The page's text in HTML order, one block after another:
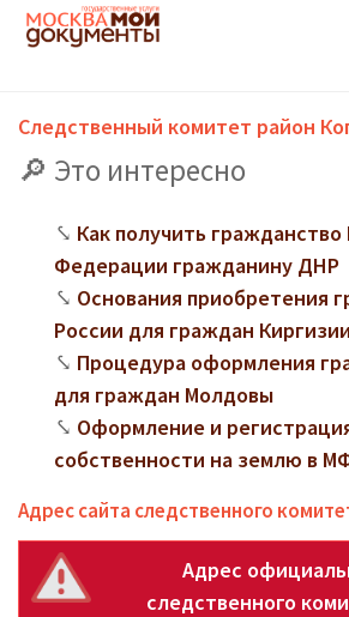
Следственный комитет район
Это интересно
Как получить гражданство
Федерации гражданину ДНР
Основания приобретения
России для граждан Киргизии
Процедура оформления
для граждан Молдовы
Оформление и
собственности на землю в
Адрес сайта следственного
Адрес
следственного